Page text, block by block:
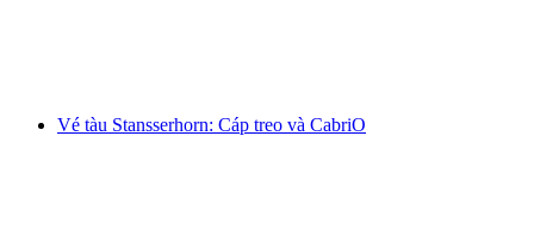
Vé tàu Stansserhorn: Cáp treo và CabriO